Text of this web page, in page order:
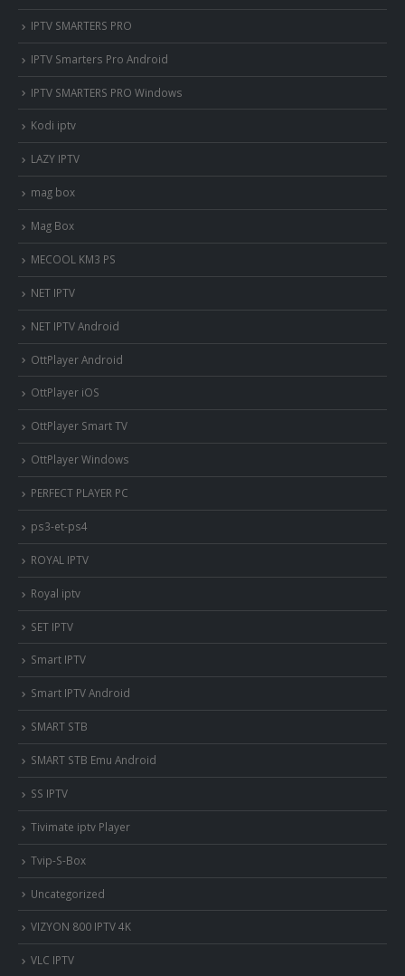
IPTV SMARTERS PRO
IPTV Smarters Pro Android
IPTV SMARTERS PRO Windows
Kodi iptv
LAZY IPTV
mag box
Mag Box
MECOOL KM3 PS
NET IPTV
NET IPTV Android
OttPlayer Android
OttPlayer iOS
OttPlayer Smart TV
OttPlayer Windows
PERFECT PLAYER PC
ps3-et-ps4
ROYAL IPTV
Royal iptv
SET IPTV
Smart IPTV
Smart IPTV Android
SMART STB
SMART STB Emu Android
SS IPTV
Tivimate iptv Player
Tvip-S-Box
Uncategorized
VIZYON 800 IPTV 4K
VLC IPTV